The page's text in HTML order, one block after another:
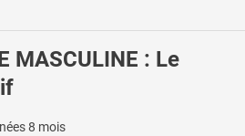
MASCULINE : Le
8 mois